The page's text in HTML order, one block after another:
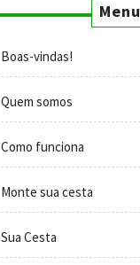
Menu
Boas-vindas!
Quem somos
Como funciona
Monte sua cesta
Sua Cesta